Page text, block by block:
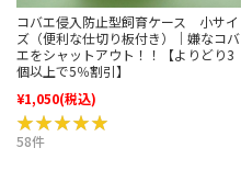
コバエ侵入防止型飼育ケース 小サイ
ズ（便利な仕切り板付き）｜嫌なコバ
エをシャットアウト！！【よりどり3
個以上で5％割引】
¥1,050(税込)
★★★★★
★★★★★
58件